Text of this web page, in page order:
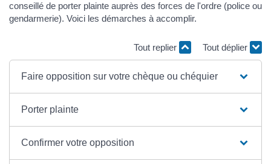
conseillé de porter plainte auprès des forces de l'ordre (police ou
gendarmerie). Voici les démarches à accomplir.
Tout replier Tout déplier
Faire opposition sur votre chèque ou chéquier
Porter plainte
Confirmer votre opposition